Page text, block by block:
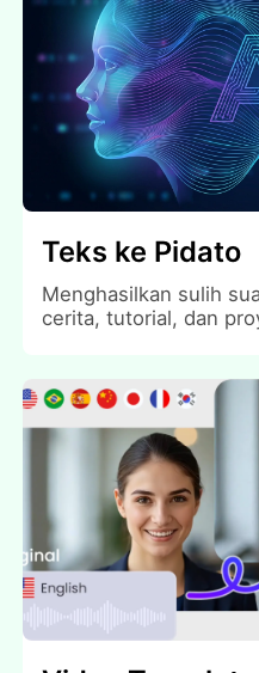
Teks ke Pidato
Menghasilkan sulih
cerita, tutorial, dan